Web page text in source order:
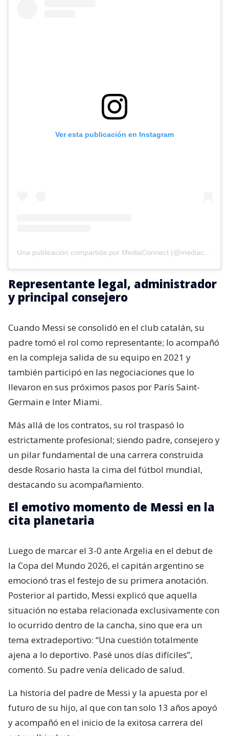
Ver esta publicación en Instagram
Representante legal, administrador
y principal consejero
Cuando Messi se consolidó en el club catalán, su
padre tomó el rol como representante; lo acompañó
en la compleja salida de su equipo en 2021 y
también participó en las negociaciones que lo
llevaron en sus próximos pasos por París Saint-
Germain e Inter Miami.
Más allá de los contratos, su rol traspasó lo
estrictamente profesional; siendo padre, consejero y
un pilar fundamental de una carrera construida
desde Rosario hasta la cima del fútbol mundial,
destacando su acompañamiento.
El emotivo momento de Messi en la
cita planetaria
Luego de marcar el 3-0 ante Argelia en el debut de
la Copa del Mundo 2026, el capitán argentino se
emocionó tras el festejo de su primera anotación.
Posterior al partido, Messi explicó que aquella
situación no estaba relacionada exclusivamente con
lo ocurrido dentro de la cancha, sino que era un
tema extradeportivo: “Una cuestión totalmente
ajena a lo deportivo. Pasé unos días difíciles”,
comentó. Su padre venía delicado de salud.
La historia del padre de Messi y la apuesta por el
futuro de su hijo, al que con tan solo 13 años apoyó
y acompañó en el inicio de la exitosa carrera del